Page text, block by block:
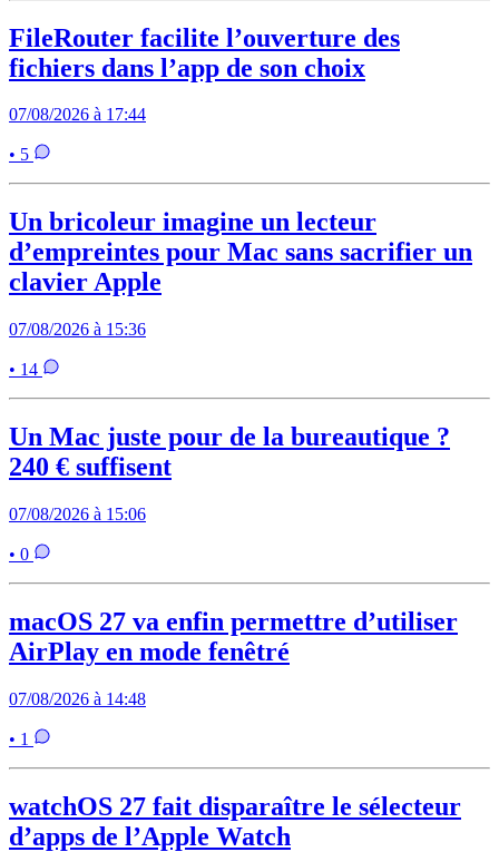
FileRouter facilite l’ouverture des
fichiers dans l’app de son choix
07/08/2026 à 17:44
• 5
Un bricoleur imagine un lecteur
d’empreintes pour Mac sans sacrifier un
clavier Apple
07/08/2026 à 15:36
• 14
Un Mac juste pour de la bureautique ?
240 € suffisent
07/08/2026 à 15:06
• 0
macOS 27 va enfin permettre d’utiliser
AirPlay en mode fenêtré
07/08/2026 à 14:48
• 1
watchOS 27 fait disparaître le sélecteur
d’apps de l’Apple Watch